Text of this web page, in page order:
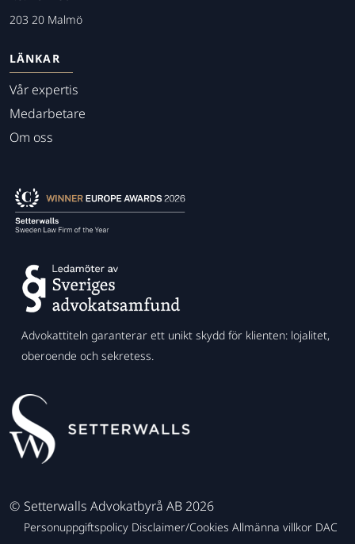
203 20 Malmö
LÄNKAR
Vår expertis
Medarbetare
Om oss
Advokattiteln garanterar ett unikt skydd för klienten: lojalitet,
oberoende och sekretess.
© Setterwalls Advokatbyrå AB 2026
Personuppgiftspolicy Disclaimer/Cookies Allmänna villkor DAC